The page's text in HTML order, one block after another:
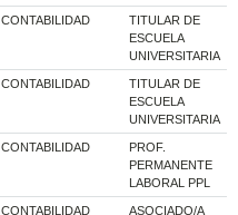
CONTABILIDAD
TITULAR DE
ESCUELA
UNIVERSITARIA
CONTABILIDAD
TITULAR DE
ESCUELA
UNIVERSITARIA
CONTABILIDAD
PROF.
PERMANENTE
LABORAL PPL
CONTABILIDAD ASOCIADO/A